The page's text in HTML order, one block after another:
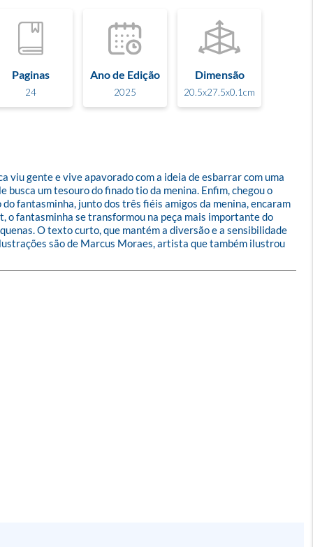
Paginas
24
Ano de Edição
2025
Dimensão
20.5x27.5x0.1cm
viu gente e vive apavorado com a ideia de esbarrar com uma
um tesouro do finado tio da menina. Enfim, chegou o
fantasminha, junto dos três fiéis amigos da menina, encaram
o fantasminha se transformou na peça mais importante do
O texto curto, que mantém a diversão e a sensibilidade
são de Marcus Moraes, artista que também ilustrou